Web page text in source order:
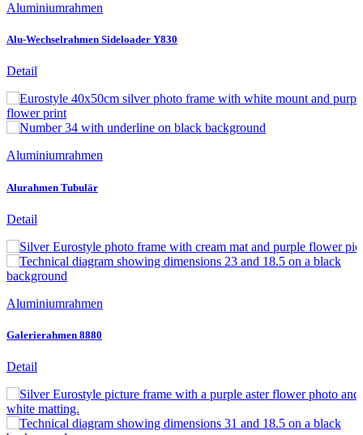
Aluminiumrahmen
Alu-Wechselrahmen Sideloader Y830
Detail
Aluminiumrahmen
Alurahmen Tubulär
Detail
Aluminiumrahmen
Galerierahmen 8880
Detail